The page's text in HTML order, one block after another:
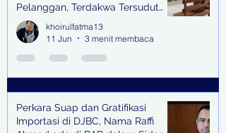
Pelanggan, Terdakwa Tersudut
oleh Keterangan Saksi Kunci
khoirulfatma13
11 Jun
3 menit membaca
Perkara Suap dan Gratifikasi
Importasi di DJBC, Nama Raffi